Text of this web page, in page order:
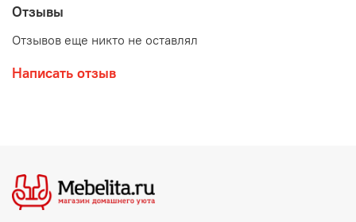
Отзывы
Отзывов еще никто не оставлял
Написать отзыв